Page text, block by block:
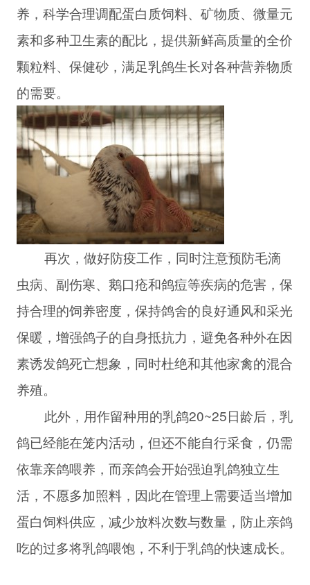
养，科学合理调配蛋白质饲料、矿物质、微量元
素和多种卫生素的配比，提供新鲜高质量的全价
颗粒料、保健砂，满足乳鸽生长对各种营养物质
的需要。
再次，做好防疫工作，同时注意预防毛滴
虫病、副伤寒、鹅口疮和鸽痘等疾病的危害，保
持合理的饲养密度，保持鸽舍的良好通风和采光
保暖，增强鸽子的自身抵抗力，避免各种外在因
素诱发鸽死亡想象，同时杜绝和其他家禽的混合
养殖。
此外，用作留种用的乳鸽20~25日龄后，乳
鸽已经能在笼内活动，但还不能自行采食，仍需
依靠亲鸽喂养，而亲鸽会开始强迫乳鸽独立生
活，不愿多加照料，因此在管理上需要适当增加
蛋白饲料供应，减少放料次数与数量，防止亲鸽
吃的过多将乳鸽喂饱，不利于乳鸽的快速成长。